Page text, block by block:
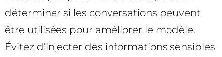
déterminer si les conversations peuvent
être utilisées pour améliorer le modèle.
Évitez d’injecter des informations sensibles